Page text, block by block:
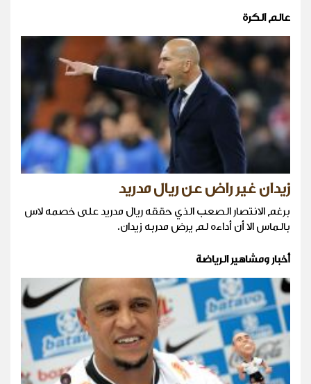
عالم الكرة
زيدان غير راض عن ريال مدريد
برغم الانتصار الصعب الذي حققه ريال مدريد على خصمه لاس
بالماس الا أن أداءه لم يرض مدربه زيدان.
أخبار ومشاهير الرياضة